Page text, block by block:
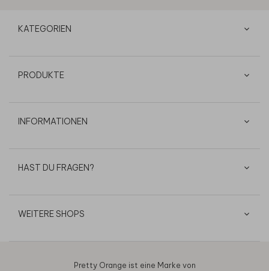
KATEGORIEN
PRODUKTE
INFORMATIONEN
HAST DU FRAGEN?
WEITERE SHOPS
Pretty Orange ist eine Marke von